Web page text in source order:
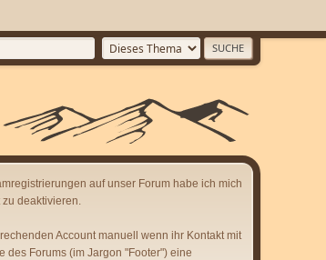
auf unser Forum habe ich mich
deaktivieren.
Account manuell wenn ihr Kontakt mit
des Forums (im Jargon "Footer") eine